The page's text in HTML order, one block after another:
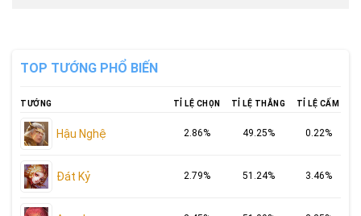
TOP TƯỚNG PHỔ BIẾN
TƯỚNG TỈ LỆ CHỌN TỈ LỆ THẮNG TỈ LỆ CẤM
Hậu Nghệ 2.86% 49.25% 0.22%
Đát Kỷ 2.79% 51.24% 3.46%